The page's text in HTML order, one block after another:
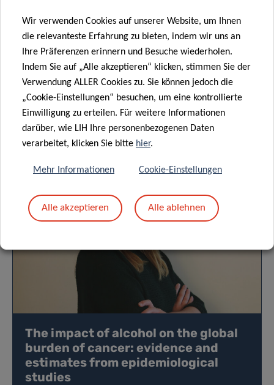
Organisation von Veranstaltungen“.
DATENSCHUTZ
Anstehende Veranstaltungen
The impact of alcohol on the global
burden of cancer: evidence and
estimates from epidemiological
studies
Wir verwenden Cookies auf unserer Website, um Ihnen
die relevanteste Erfahrung zu bieten, indem wir uns an
Ihre Präferenzen erinnern und Besuche wiederholen.
Indem Sie auf „Alle akzeptieren“ klicken, stimmen Sie der
Verwendung ALLER Cookies zu. Sie können jedoch die
„Cookie-Einstellungen“ besuchen, um eine kontrollierte
Einwilligung zu erteilen. Für weitere Informationen
darüber, wie LIH Ihre personenbezogenen Daten
verarbeitet, klicken Sie bitte hier.
Mehr Informationen Cookie-Einstellungen
Alle akzeptieren Alle ablehnen